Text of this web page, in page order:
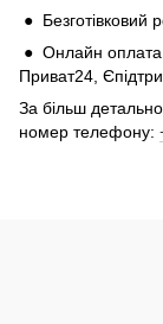
● Безготівковий
● Онлайн оплата
Приват24,
За більш
номер телефону: